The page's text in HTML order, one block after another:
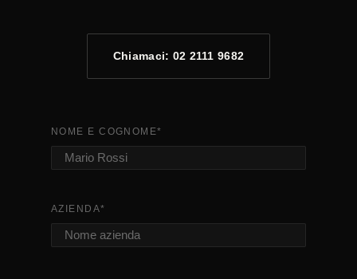
Chiamaci: 02 2111 9682
NOME E COGNOME*
AZIENDA*